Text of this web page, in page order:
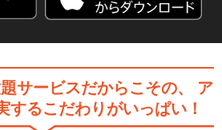
サービスだからこその、
ア
するこだわりがいっぱい！